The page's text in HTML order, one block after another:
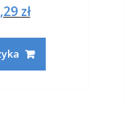
zł.
złAktualna
88,29 zł.